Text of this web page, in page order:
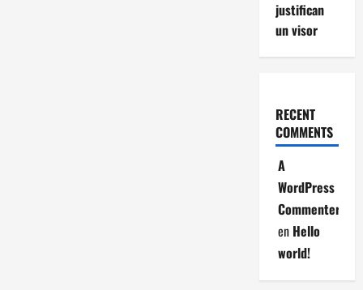
justifican
un visor
RECENT
COMMENTS
A
WordPress
Commenter
en Hello
world!